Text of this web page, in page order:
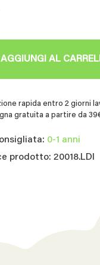
AGGIUNGI AL
rapida entro 2 giorni
gratuita a partire da
0-1 anni
prodotto: 20018.LDI